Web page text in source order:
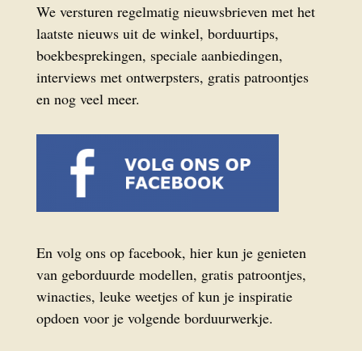
We versturen regelmatig nieuwsbrieven met het
laatste nieuws uit de winkel, borduurtips,
boekbesprekingen, speciale aanbiedingen,
interviews met ontwerpsters, gratis patroontjes
en nog veel meer.
En volg ons op facebook, hier kun je genieten
van geborduurde modellen, gratis patroontjes,
winacties, leuke weetjes of kun je inspiratie
opdoen voor je volgende borduurwerkje.